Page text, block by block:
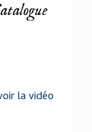
la vidéo